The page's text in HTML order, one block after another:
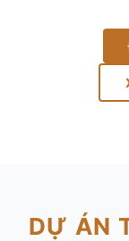
DỰ ÁN